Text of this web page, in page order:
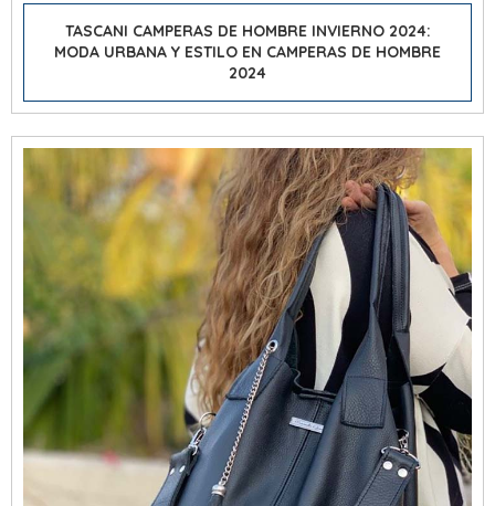
TASCANI CAMPERAS DE HOMBRE INVIERNO 2024:
MODA URBANA Y ESTILO EN CAMPERAS DE HOMBRE
2024